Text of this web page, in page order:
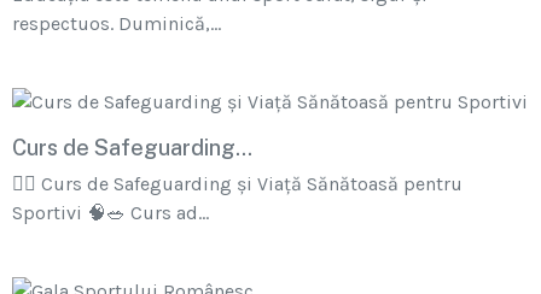
respectuos. Duminică,...
Curs de Safeguarding...
🏋‍♂ Curs de Safeguarding și Viață Sănătoasă pentru
Sportivi 🧠🥗 Curs ad...